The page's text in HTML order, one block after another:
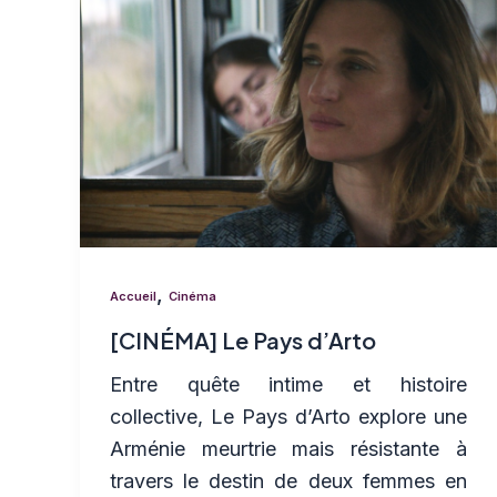
Accueil Cinéma
[CINÉMA] Le Pays d’Arto
Entre quête intime et histoire
collective, Le Pays d’Arto explore une
Arménie meurtrie mais résistante à
travers le destin de deux femmes en